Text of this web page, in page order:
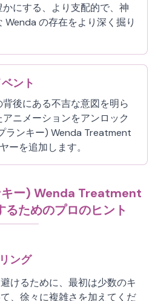
にする、より支配的で、神
Wenda の存在をより深く掘り
ント
背後にある不吉な意図を明ら
ニメーションをアンロック
ランキー) Wenda Treatment
ーを追加します。
ー) Wenda Treatment
ためのプロのヒント
ング
けるために、最初は少数のキ
、徐々に複雑さを加えてくだ